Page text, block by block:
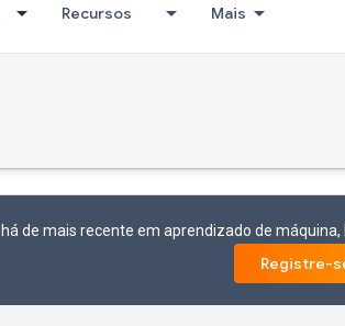
Recursos Mais
de mais recente em aprendizado de
Registre-